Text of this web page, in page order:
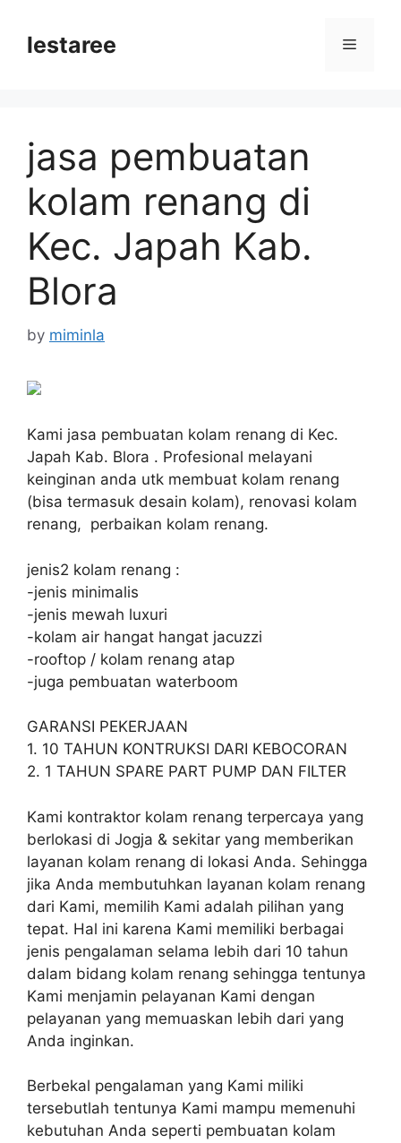
contentlestaree Menu
jasa pembuatan
kolam renang di
Kec. Japah Kab.
Blora
by miminla
Kami jasa pembuatan kolam renang di Kec.
Japah Kab. Blora . Profesional melayani
keinginan anda utk membuat kolam renang
(bisa termasuk desain kolam), renovasi kolam
renang, perbaikan kolam renang.
jenis2 kolam renang :
-jenis minimalis
-jenis mewah luxuri
-kolam air hangat hangat jacuzzi
-rooftop / kolam renang atap
-juga pembuatan waterboom
GARANSI PEKERJAAN
1. 10 TAHUN KONTRUKSI DARI KEBOCORAN
2. 1 TAHUN SPARE PART PUMP DAN FILTER
Kami kontraktor kolam renang terpercaya yang
berlokasi di Jogja & sekitar yang memberikan
layanan kolam renang di lokasi Anda. Sehingga
jika Anda membutuhkan layanan kolam renang
dari Kami, memilih Kami adalah pilihan yang
tepat. Hal ini karena Kami memiliki berbagai
jenis pengalaman selama lebih dari 10 tahun
dalam bidang kolam renang sehingga tentunya
Kami menjamin pelayanan Kami dengan
pelayanan yang memuaskan lebih dari yang
Anda inginkan.
Berbekal pengalaman yang Kami miliki
tersebutlah tentunya Kami mampu memenuhi
kebutuhan Anda seperti pembuatan kolam